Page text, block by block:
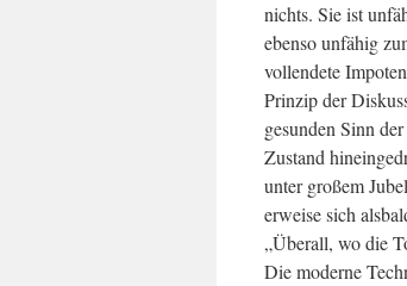
nichts. Sie ist
ebenso unfähig
vollendete
Prinzip der
gesunden Sinn
Zustand
unter großem
erweise sich
„Überall, wo die
Die moderne